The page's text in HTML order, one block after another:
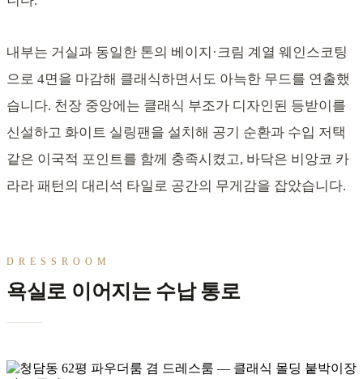
내부는 거실과 동일한 톤의 베이지·크림 계열 웨인스코팅
으로 4면을 마감해 클래식하면서도 아늑한 무드를 연출했
습니다. 천장 중앙에는 클래식 부조가 디자인된 등받이를
신설하고 화이트 실링팬을 설치해 공기 순환과 수입 저택
같은 이국적 포인트를 함께 충족시켰고, 바닥은 비앙코 카
라라 패턴의 대리석 타일로 공간의 무게감을 잡았습니다.
DRESSROOM
욕실로 이어지는 수납 통로